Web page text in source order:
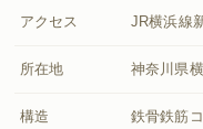
アクセス JR横浜線
所在地 神奈川県
構造 鉄骨鉄筋